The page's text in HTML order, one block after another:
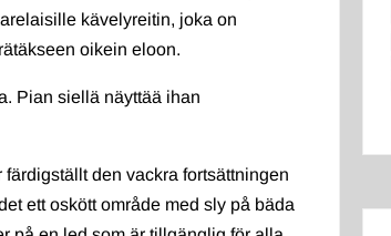
kävelyreitin, joka on
oikein eloon.
Pian siellä näyttää ihan
den vackra fortsättningen
ett oskött område med sly på bäda